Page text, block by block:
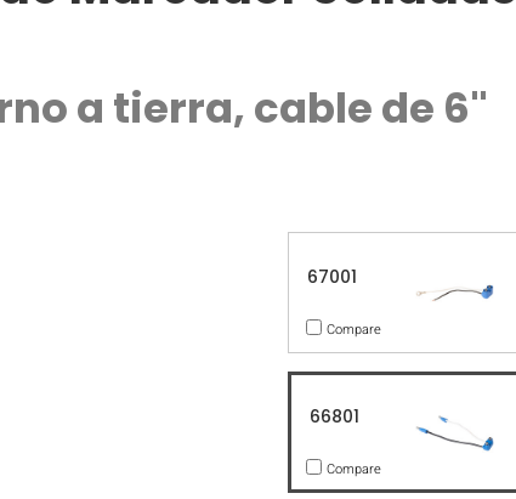
a tierra, cable de 6"
67001
Compare
66801
Compare